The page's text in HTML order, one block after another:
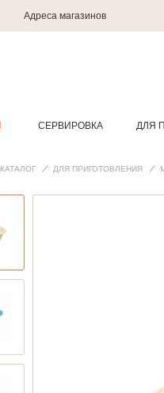
Адреса магазинов
СЕРВИРОВКА ДЛЯ
КАТАЛОГ ДЛЯ ПРИГОТОВЛЕНИЯ